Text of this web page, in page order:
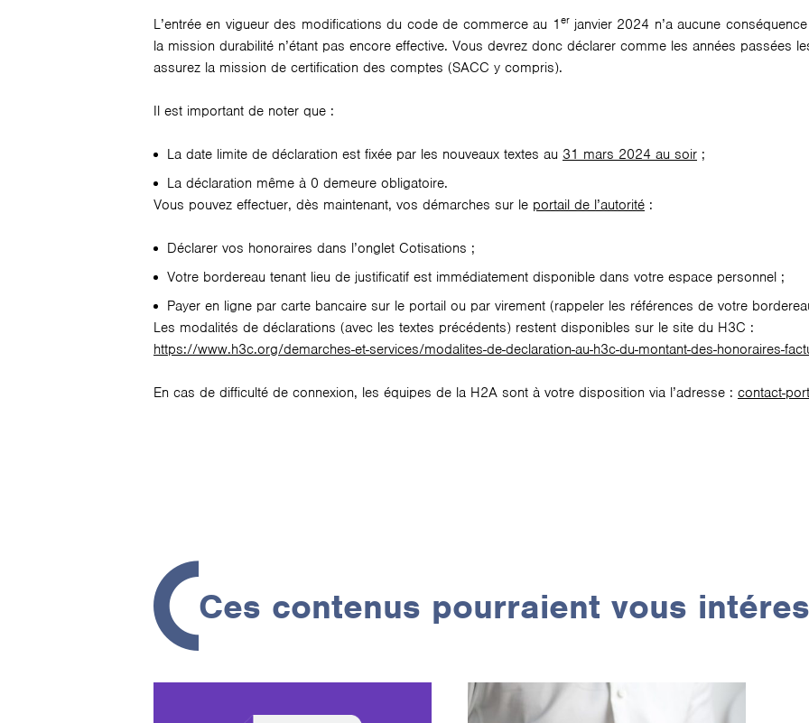
L’entrée en vigueur des modifications du code de commerce au 1erjanvier 2024 n’a aucune
la mission durabilité n’étant pas encore effective. Vous devrez donc déclarer comme les années passées
assurez la mission de certification des comptes (SACC y compris).
Il est important de noter que :
La date limite de déclaration est fixée par les nouveaux textes au 31 mars 2024 au soir ;
La déclaration même à 0 demeure obligatoire.
Vous pouvez effectuer, dès maintenant, vos démarches sur le portail de l’autorité :
Déclarer vos honoraires dans l’onglet Cotisations ;
Votre bordereau tenant lieu de justificatif est immédiatement disponible dans votre espace personnel ;
Payer en ligne par carte bancaire sur le portail ou par virement (rappeler les références de votre
Les modalités de déclarations (avec les textes précédents) restent disponibles sur le site du H3C :
https://www.h3c.org/demarches-et-services/modalites-de-declaration-au-h3c-du-montant-des-honoraires-
En cas de difficulté de connexion, les équipes de la H2A sont à votre disposition via l’adresse : contact-
Ces contenus pourraient vous